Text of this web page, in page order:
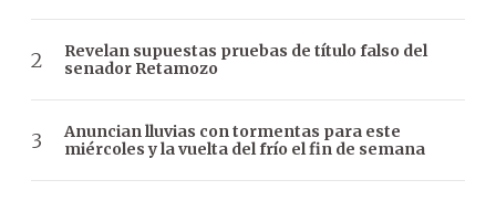
Revelan supuestas pruebas de título falso del
senador Retamozo
Anuncian lluvias con tormentas para este
miércoles y la vuelta del frío el fin de semana